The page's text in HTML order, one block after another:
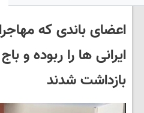
اعضای باندی که
ایرانی ها را ربوده و
بازداشت شدند